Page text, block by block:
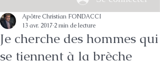
Je cherche des hommes qui
se tiennent à la brèche
Apôtre Christian FONDACCI
13 avr. 2017 2 min de lecture